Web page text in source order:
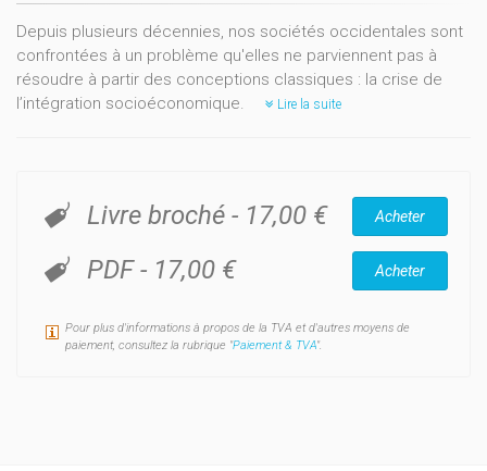
Depuis plusieurs décennies, nos sociétés occidentales sont
confrontées à un problème qu'elles ne parviennent pas à
résoudre à partir des conceptions classiques : la crise de
l’intégration socioéconomique.
Lire la suite
Livre broché - 17,00 € Acheter
PDF- 17,00 € Acheter
Pour plus d'informations à propos de la TVA et d'autres moyens de
paiement, consultez la rubrique "Paiement & TVA".